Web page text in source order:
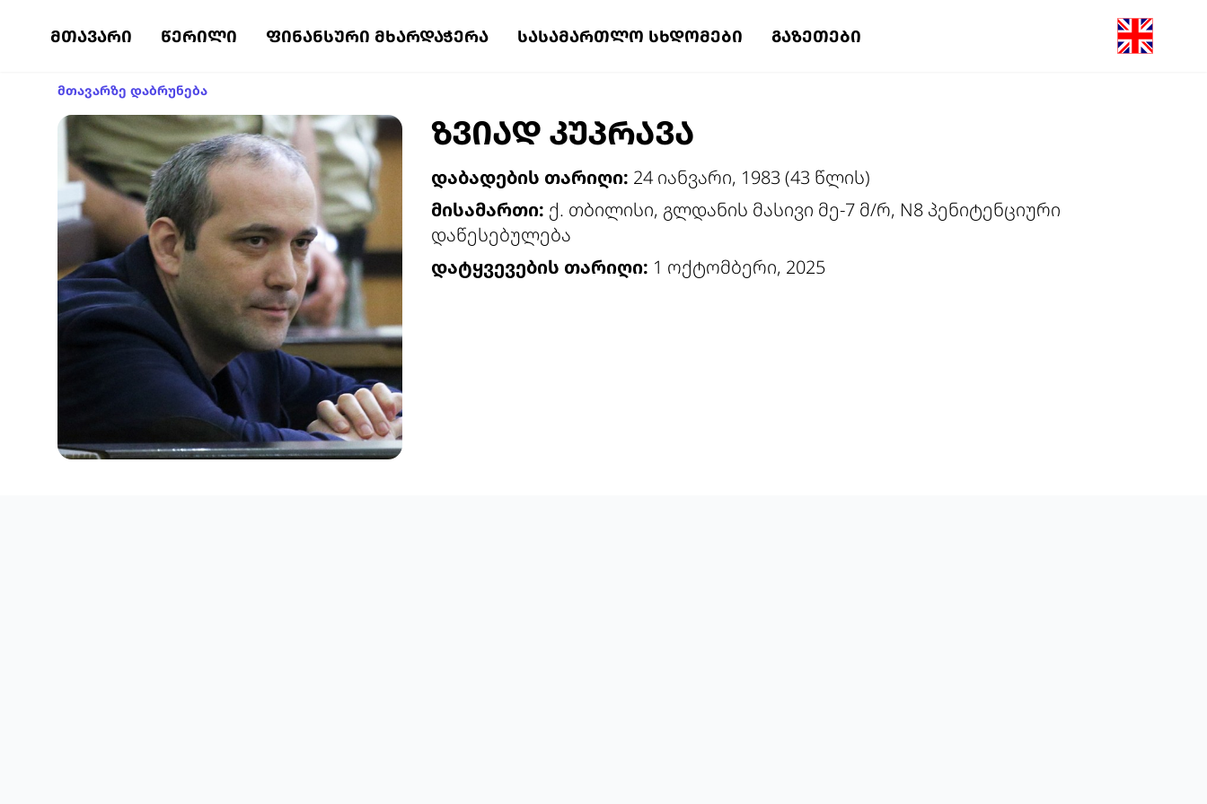
ᲛᲗᲐᲕᲐᲠᲘ ᲬᲔᲠᲘᲚᲘ ᲤᲘᲜᲐᲜᲡᲣᲠᲘ ᲛᲮᲐᲠᲓᲐᲭᲔᲠᲐ ᲡᲐᲡᲐᲛᲐᲠᲗᲚᲝ ᲡᲮᲓᲝᲛᲔᲑᲘ ᲒᲐᲖᲔᲗᲔᲑᲘ
მთავარზე დაბრუნება
ᲖᲕᲘᲐᲓ ᲙᲣᲞᲠᲐᲕᲐ
დაბადების თარიღი: 24 იანვარი, 1983 (43 წლის)
მისამართი: ქ. თბილისი, გლდანის მასივი მე-7 მ/რ, N8 პენიტენციური
დაწესებულება
დატყვევების თარიღი: 1 ოქტომბერი, 2025